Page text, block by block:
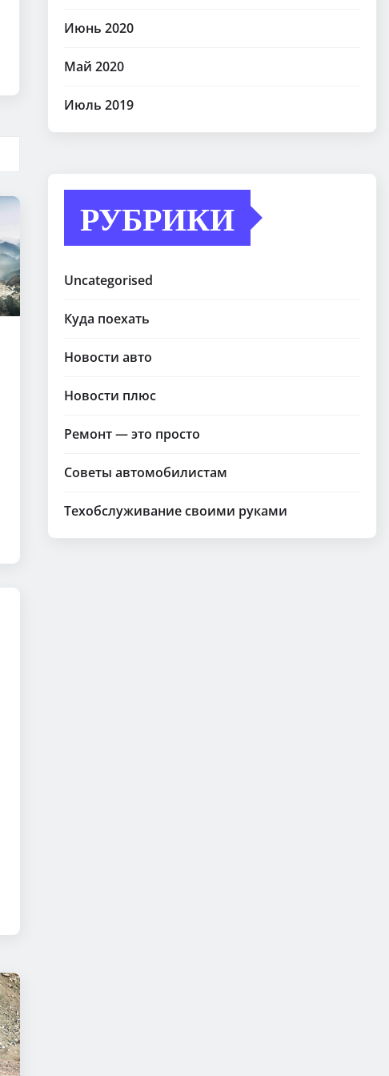
Июнь 2020
Май 2020
Июль 2019
РУБРИКИ
Uncategorised
Куда поехать
Новости авто
Новости плюс
Ремонт — это просто
Советы автомобилистам
Техобслуживание своими руками